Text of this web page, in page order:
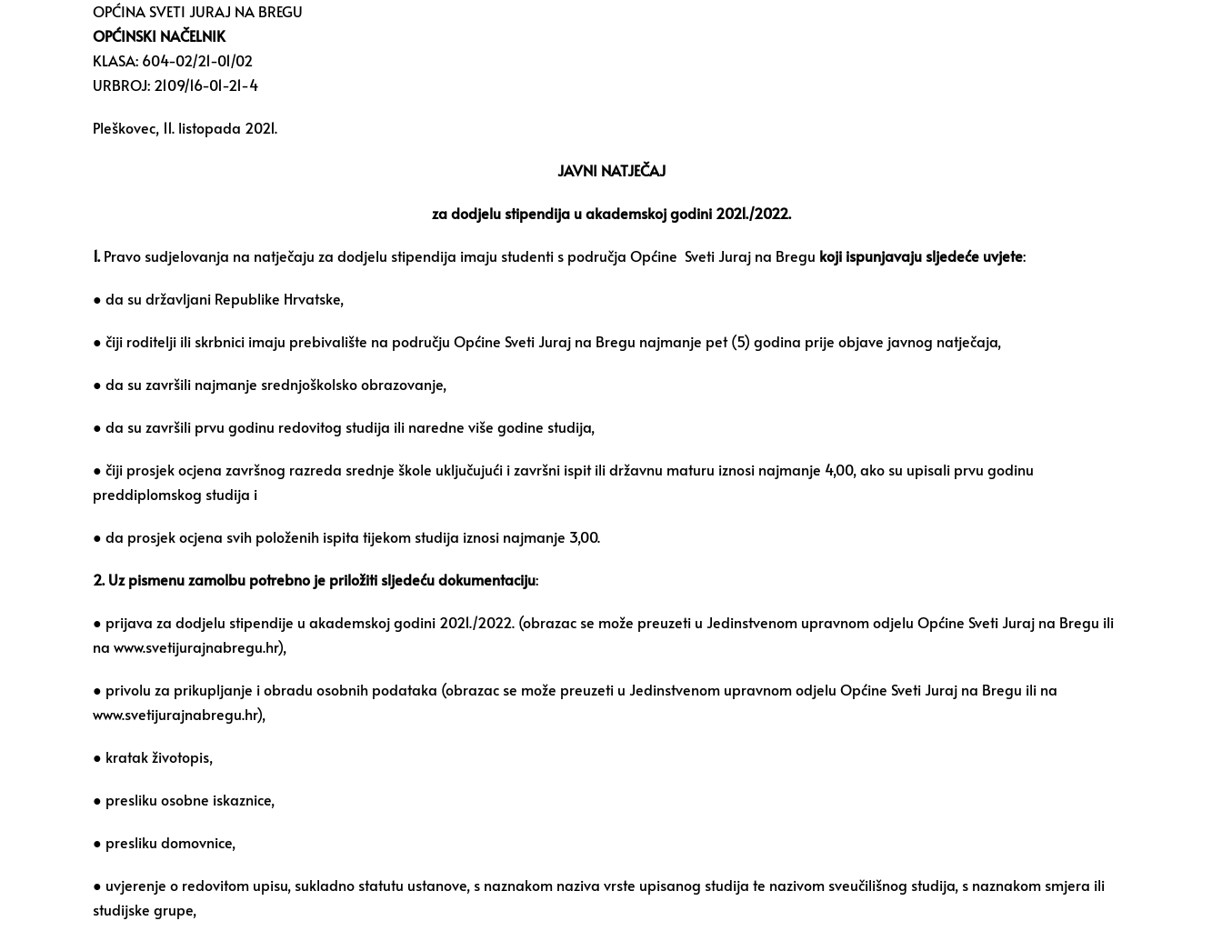
OPĆINA SVETI JURAJ NA BREGU
OPĆINSKI NAČELNIK
KLASA: 604-02/21-01/02
URBROJ: 2109/16-01-21-4
Pleškovec, 11. listopada 2021.
JAVNI NATJEČAJ
za dodjelu stipendija u akademskoj godini 2021./2022.
1.Pravo sudjelovanja na natječaju za dodjelu stipendija imaju studenti s područja Općine Sveti Juraj na Bregu koji ispunjavaju sljedeće uvjete:
● da su državljani Republike Hrvatske,
● čiji roditelji ili skrbnici imaju prebivalište na području Općine Sveti Juraj na Bregu najmanje pet (5) godina prije objave javnog natječaja,
● da su završili najmanje srednjoškolsko obrazovanje,
● da su završili prvu godinu redovitog studija ili naredne više godine studija,
● čiji prosjek ocjena završnog razreda srednje škole uključujući i završni ispit ili državnu maturu iznosi najmanje 4,00, ako su upisali prvu godinu
preddiplomskog studija i
● da prosjek ocjena svih položenih ispita tijekom studija iznosi najmanje 3,00.
2. Uz pismenu zamolbu potrebno je priložiti sljedeću dokumentaciju:
● prijava za dodjelu stipendije u akademskoj godini 2021./2022. (obrazac se može preuzeti u Jedinstvenom upravnom odjelu Općine Sveti Juraj na Bregu ili
na www.svetijurajnabregu.hr),
● privolu za prikupljanje i obradu osobnih podataka (obrazac se može preuzeti u Jedinstvenom upravnom odjelu Općine Sveti Juraj na Bregu ili na
www.svetijurajnabregu.hr),
● kratak životopis,
● presliku osobne iskaznice,
● presliku domovnice,
● uvjerenje o redovitom upisu, sukladno statutu ustanove, s naznakom naziva vrste upisanog studija te nazivom sveučilišnog studija, s naznakom smjera ili
studijske grupe,